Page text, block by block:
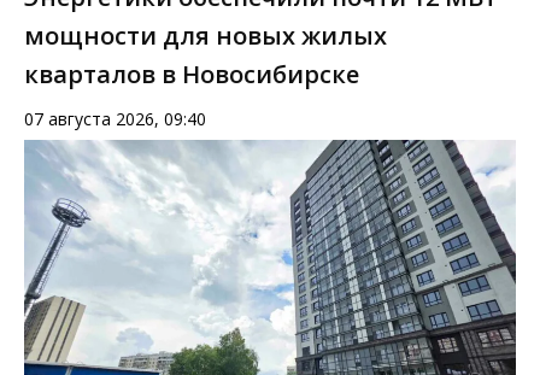
мощности для новых жилых
кварталов в Новосибирске
07 августа 2026, 09:40